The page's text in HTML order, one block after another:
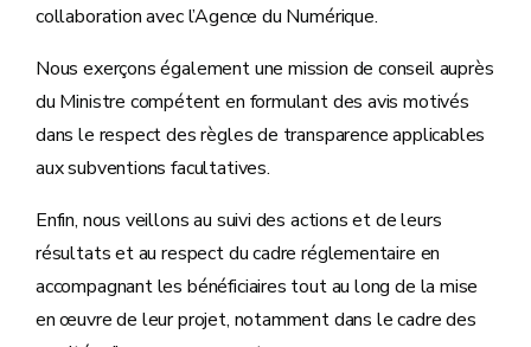
collaboration avec l’Agence du Numérique.
Nous exerçons également une mission de conseil auprès
du Ministre compétent en formulant des avis motivés
dans le respect des règles de transparence applicables
aux subventions facultatives.
Enfin, nous veillons au suivi des actions et de leurs
résultats et au respect du cadre réglementaire en
accompagnant les bénéficiaires tout au long de la mise
en œuvre de leur projet, notamment dans le cadre des